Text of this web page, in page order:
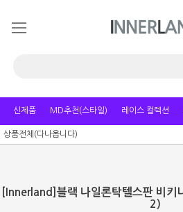
신제품 MD추천(스타일) 레이스 컬렉션
상품전체(다나옵니다)
[Innerland]블랙 나일론탁텔스판 비
2)